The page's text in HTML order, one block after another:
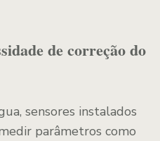
de correção do
sensores instalados
parâmetros como